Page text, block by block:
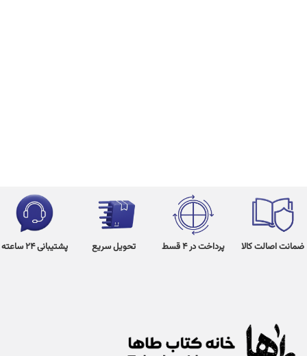
ضمانت اصالت کالا پرداخت در 4 قسط تحویل سریع پشتیبانی 24 ساعته